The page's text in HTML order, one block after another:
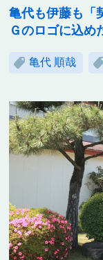
亀代も伊藤も「
Ｇのロゴに込め
亀代 順哉